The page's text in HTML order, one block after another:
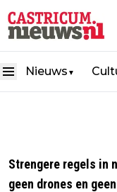
Nieuws ▼
Strengere regels in
geen drones en